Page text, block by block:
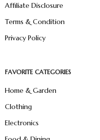
Affiliate Disclosure
Terms & Condition
Privacy Policy
FAVORITE CATEGORIES
Home & Garden
Clothing
Electronics